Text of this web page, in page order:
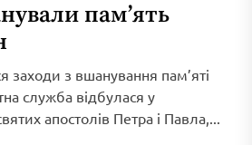
пам’ять
заходи з вшанування пам’яті
служба відбулася у
апостолів Петра і Павла,...